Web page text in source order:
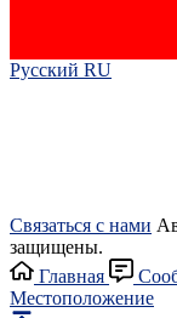
Русский RU‎
Связаться с нами
защищены.
Главная
Местоположение